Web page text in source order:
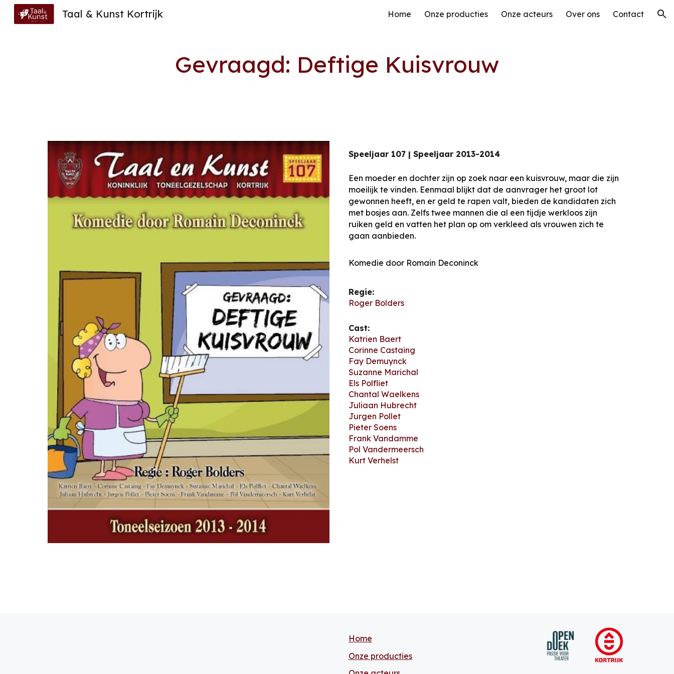
Skip to navigation
Taal & Kunst Kortrijk Home Onze producties Onze acteurs Over ons Contact
Gevraagd: Deftige Kuisvrouw
Speeljaar 107| Speeljaar 2013-2014
Een moeder en dochter zijn op zoek naar een kuisvrouw, maar die zijn
moeilijk te vinden. Eenmaal blijkt dat de aanvrager het groot lot
gewonnen heeft, en er geld te rapen valt, bieden de kandidaten zich
met bosjes aan. Zelfs twee mannen die al een tijdje werkloos zijn
ruiken geld en vatten het plan op om verkleed als vrouwen zich te
gaan aanbieden.
Komedie door Romain Deconinck
Regie:
Roger Bolders
Cast:
Katrien Baert
Corinne Castaing
Fay Demuynck
Suzanne Marichal
Els Polfliet
Chantal Waelkens
Juliaan Hubrecht
Jurgen Pollet
Pieter Soens
Frank Vandamme
Pol Vandermeersch
Kurt Verhelst
Home
Onze producties